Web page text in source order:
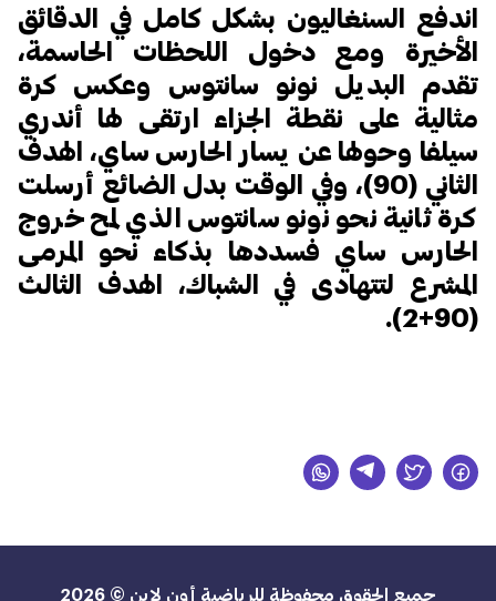
اندفع السنغاليون بشكل كامل في الدقائق
الأخيرة ومع دخول اللحظات الحاسمة،
تقدم البديل نونو سانتوس وعكس كرة
مثالية على نقطة الجزاء ارتقى لها أندري
سيلفا وحولها عن يسار الحارس ساي، الهدف
الثاني (90)، وفي الوقت بدل الضائع أرسلت
كرة ثانية نحو نونو سانتوس الذي لمح خروج
الحارس ساي فسددها بذكاء نحو المرمى
المشرع لتتهادى في الشباك، الهدف الثالث
(90+2).
جميع الحقوق محفوظة للرياضية أون لاين © 2026